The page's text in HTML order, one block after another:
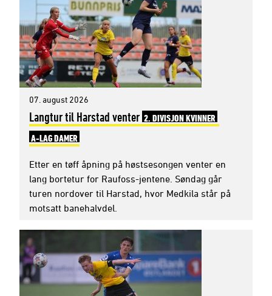
07. august 2026
Langtur til Harstad venter 2. DIVISJON KVINNER
A-LAG DAMER
Etter en tøff åpning på høstsesongen venter en
lang bortetur for Raufoss-jentene. Søndag går
turen nordover til Harstad, hvor Medkila står på
motsatt banehalvdel.